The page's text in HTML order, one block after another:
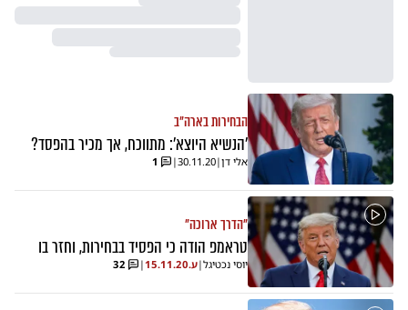
הבחירות בארה"ב
'הנשיא היוצא': מתווכח, אך מכיר בהפסד?
אלי דן|
30.11.20
|
1
"הדרך ארוכה"
טראמפ הודה כי הפסיד בבחירות, וחזר בו
יוסי נכטיגל|ע.15.11.20
|
32